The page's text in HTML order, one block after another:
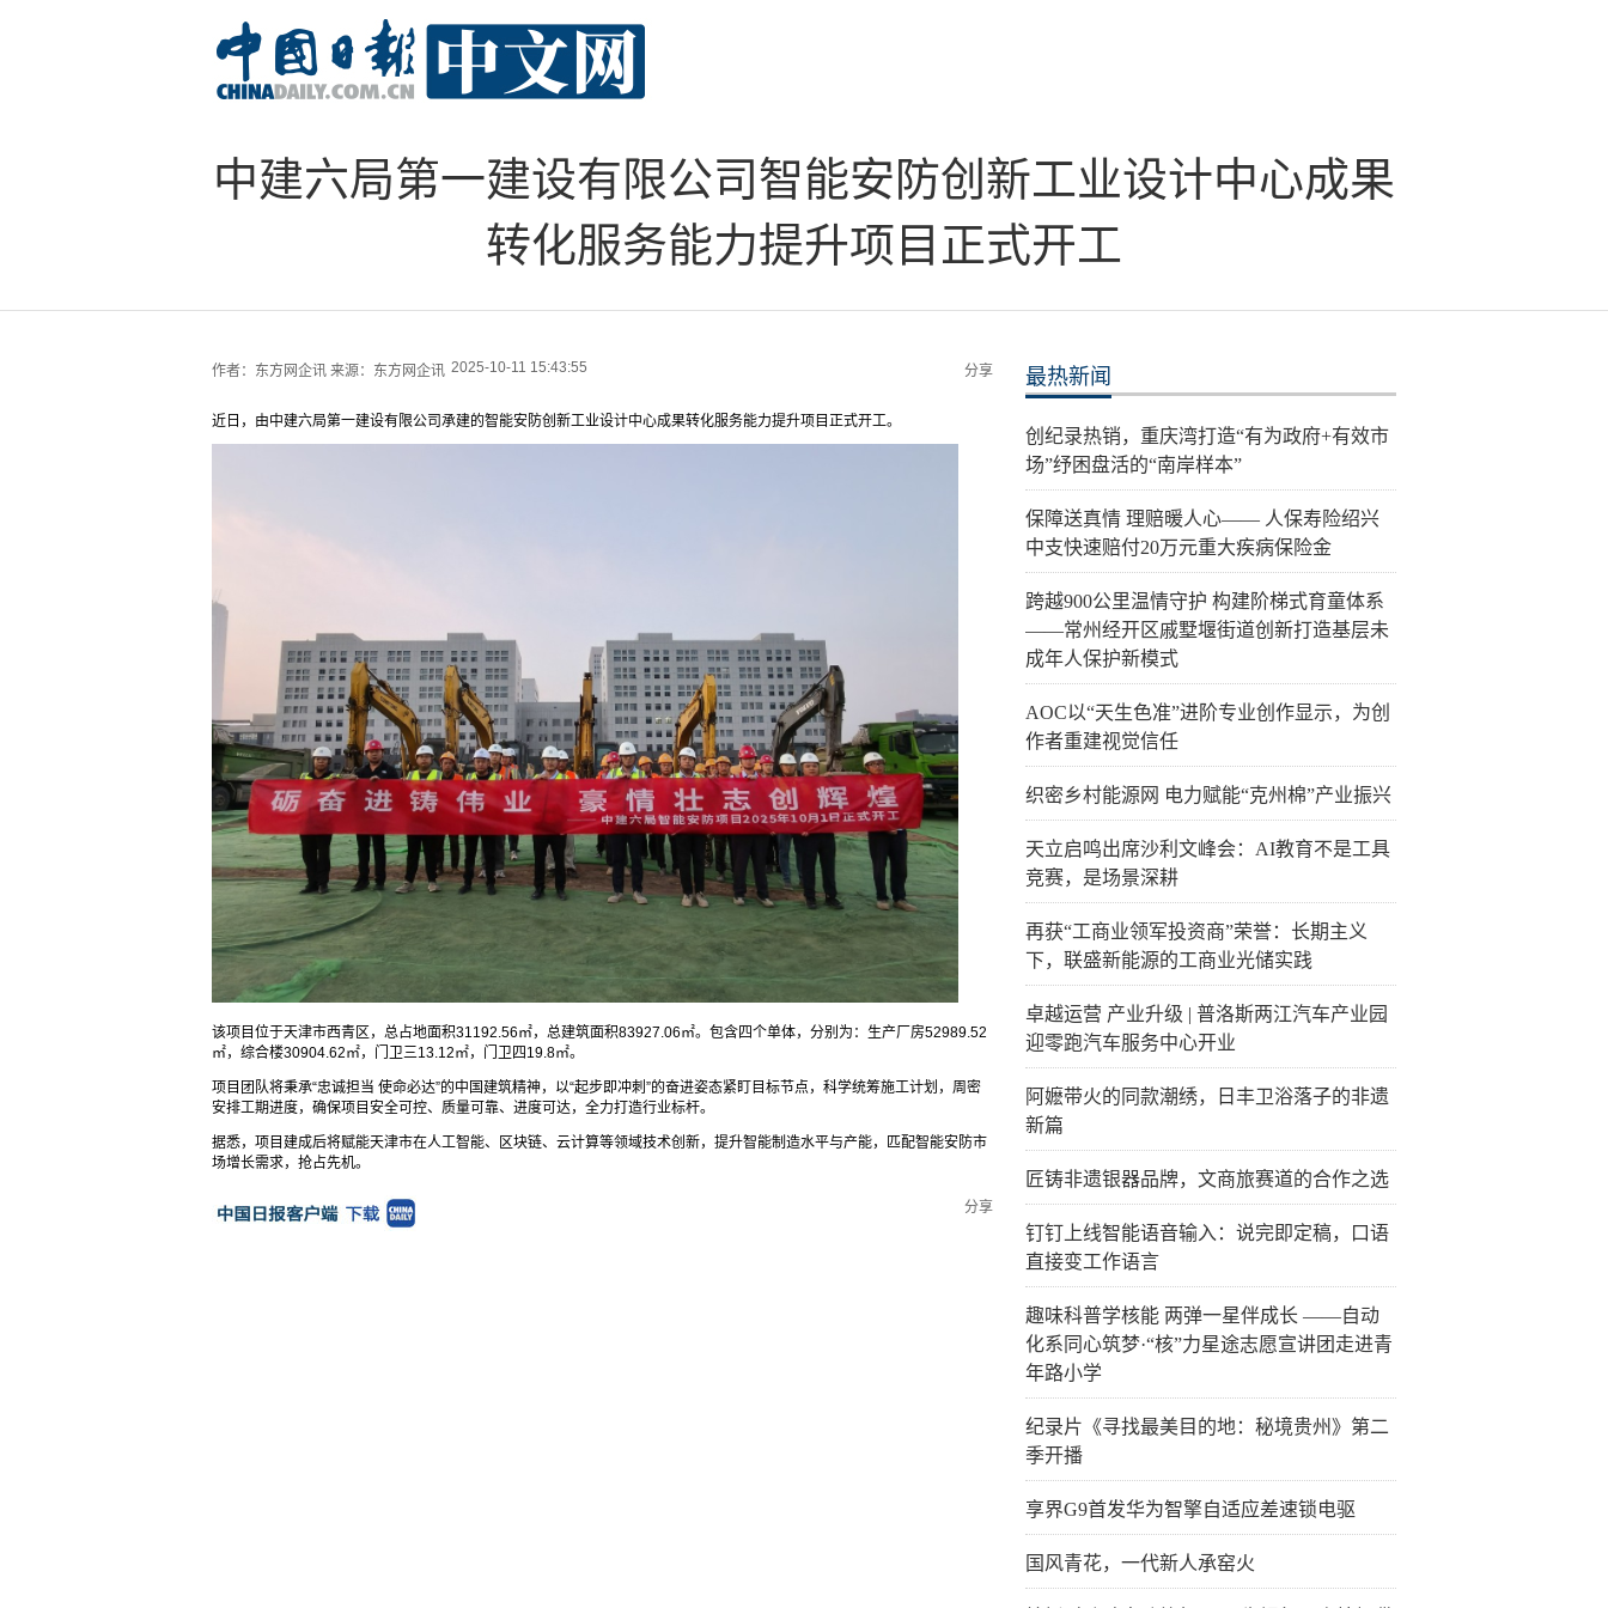
中建六局第一建设有限公司智能安防创新工业设计中心成果
转化服务能力提升项目正式开工
作者： 东方网企讯 来源： 东方网企讯 2025-10-11 15:43:55 分享
近日，由中建六局第一建设有限公司承建的智能安防创新工业设计中心成果转化服务能力提升项目正式开工。
该项目位于天津市西青区，总占地面积31192.56㎡，总建筑面积83927.06㎡。包含四个单体，分别为：生产厂房52989.52
㎡，综合楼30904.62㎡，门卫三13.12㎡，门卫四19.8㎡。
项目团队将秉承“忠诚担当 使命必达”的中国建筑精神，以“起步即冲刺”的奋进姿态紧盯目标节点，科学统筹施工计划，周密
安排工期进度，确保项目安全可控、质量可靠、进度可达，全力打造行业标杆。
据悉，项目建成后将赋能天津市在人工智能、区块链、云计算等领域技术创新，提升智能制造水平与产能，匹配智能安防市
场增长需求，抢占先机。
分享
最热新闻
创纪录热销，重庆湾打造“有为政府+有效市
场”纾困盘活的“南岸样本”
保障送真情 理赔暖人心—— 人保寿险绍兴
中支快速赔付20万元重大疾病保险金
跨越900公里温情守护 构建阶梯式育童体系
——常州经开区戚墅堰街道创新打造基层未
成年人保护新模式
AOC以“天生色准”进阶专业创作显示，为创
作者重建视觉信任
织密乡村能源网 电力赋能“克州棉”产业振兴
天立启鸣出席沙利文峰会：AI教育不是工具
竞赛，是场景深耕
再获“工商业领军投资商”荣誉：长期主义
下，联盛新能源的工商业光储实践
卓越运营 产业升级 | 普洛斯两江汽车产业园
迎零跑汽车服务中心开业
阿嬷带火的同款潮绣，日丰卫浴落子的非遗
新篇
匠铸非遗银器品牌，文商旅赛道的合作之选
钉钉上线智能语音输入：说完即定稿，口语
直接变工作语言
趣味科普学核能 两弹一星伴成长 ——自动
化系同心筑梦·“核”力星途志愿宣讲团走进青
年路小学
纪录片《寻找最美目的地：秘境贵州》第二
季开播
享界G9首发华为智擎自适应差速锁电驱
国风青花，一代新人承窑火